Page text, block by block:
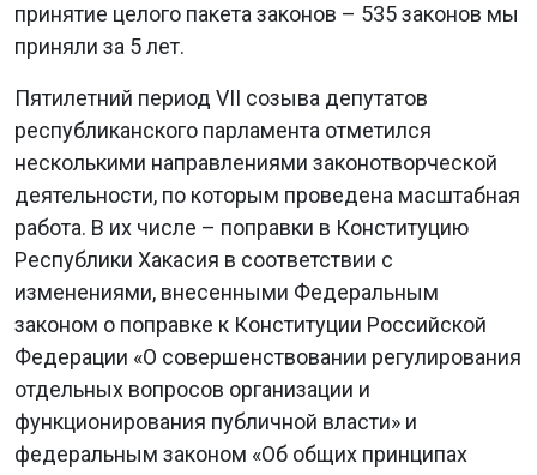
принятие целого пакета законов – 535 законов мы
приняли за 5 лет.
Пятилетний период VII созыва депутатов
республиканского парламента отметился
несколькими направлениями законотворческой
деятельности, по которым проведена масштабная
работа. В их числе – поправки в Конституцию
Республики Хакасия в соответствии с
изменениями, внесенными Федеральным
законом о поправке к Конституции Российской
Федерации «О совершенствовании регулирования
отдельных вопросов организации и
функционирования публичной власти» и
федеральным законом «Об общих принципах